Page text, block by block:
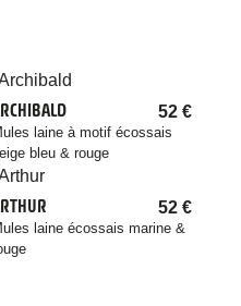
Gris
52 €
laine à motif écossais
bleu & rouge
52 €
laine écossais marine &